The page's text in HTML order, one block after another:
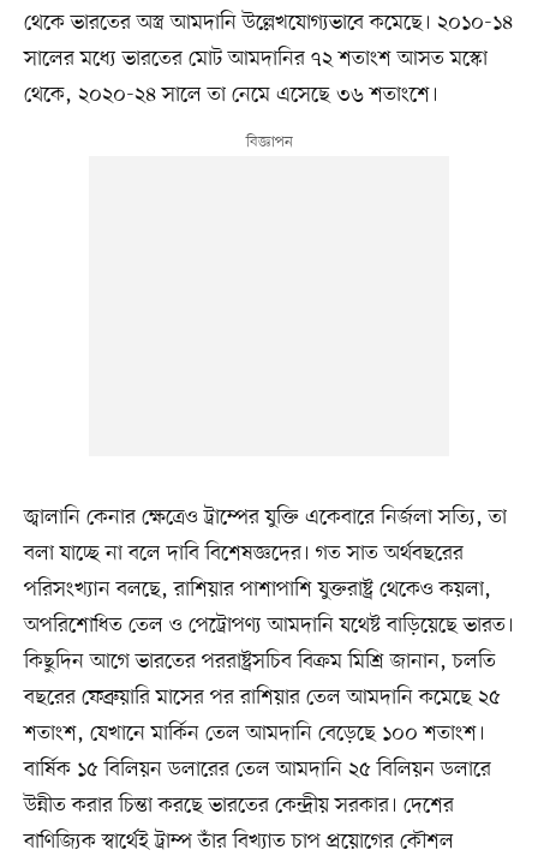
থেকে ভারতের অস্ত্র আমদানি উল্লেখযোগ্যভাবে কমেছে। ২০১০-১৪
সালের মধ্যে ভারতের মোট আমদানির ৭২ শতাংশ আসত মস্কো
থেকে, ২০২০-২৪ সালে তা নেমে এসেছে ৩৬ শতাংশে।
জ্বালানি কেনার ক্ষেত্রেও ট্রাম্পের যুক্তি একেবারে নির্জলা সত্যি, তা
বলা যাচ্ছে না বলে দাবি বিশেষজ্ঞদের। গত সাত অর্থবছরের
পরিসংখ্যান বলছে, রাশিয়ার পাশাপাশি যুক্তরাষ্ট্র থেকেও কয়লা,
অপরিশোধিত তেল ও পেট্রোপণ্য আমদানি যথেষ্ট বাড়িয়েছে ভারত।
কিছুদিন আগে ভারতের পররাষ্ট্রসচিব বিক্রম মিশ্রি জানান, চলতি
বছরের ফেব্রুয়ারি মাসের পর রাশিয়ার তেল আমদানি কমেছে ২৫
শতাংশ, যেখানে মার্কিন তেল আমদানি বেড়েছে ১০০ শতাংশ।
বার্ষিক ১৫ বিলিয়ন ডলারের তেল আমদানি ২৫ বিলিয়ন ডলারে
উন্নীত করার চিন্তা করছে ভারতের কেন্দ্রীয় সরকার। দেশের
বাণিজ্যিক স্বার্থেই ট্রাম্প তাঁর বিখ্যাত চাপ প্রয়োগের কৌশল